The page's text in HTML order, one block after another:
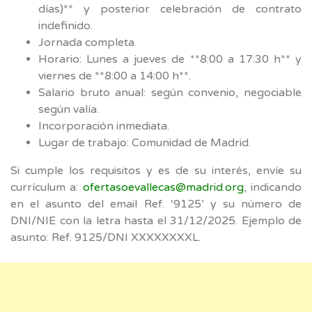
días)** y posterior celebración de contrato
indefinido.
Jornada completa.
Horario: Lunes a jueves de **8:00 a 17:30 h** y
viernes de **8:00 a 14:00 h**.
Salario bruto anual: según convenio, negociable
según valía.
Incorporación inmediata.
Lugar de trabajo: Comunidad de Madrid.
Si cumple los requisitos y es de su interés, envíe su
currículum a: ofertasoevallecas@madrid.org, indicando
en el asunto del email Ref. ‘9125’ y su número de
DNI/NIE con la letra hasta el 31/12/2025. Ejemplo de
asunto: Ref. 9125/DNI XXXXXXXXL.